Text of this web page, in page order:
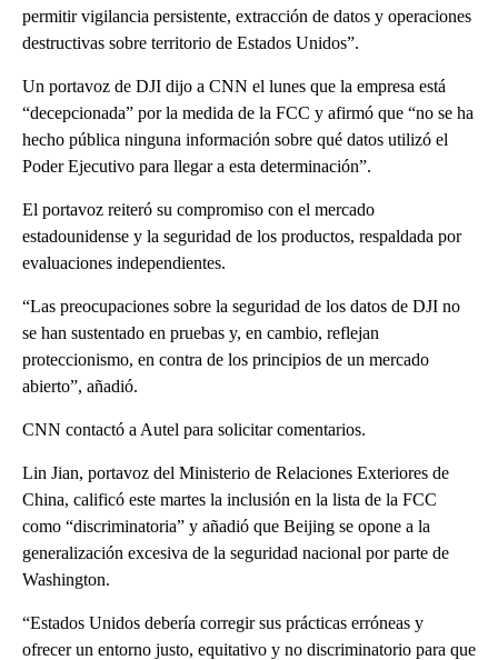
permitir vigilancia persistente, extracción de datos y operaciones
destructivas sobre territorio de Estados Unidos”.
Un portavoz de DJI dijo a CNN el lunes que la empresa está
“decepcionada” por la medida de la FCC y afirmó que “no se ha
hecho pública ninguna información sobre qué datos utilizó el
Poder Ejecutivo para llegar a esta determinación”.
El portavoz reiteró su compromiso con el mercado
estadounidense y la seguridad de los productos, respaldada por
evaluaciones independientes.
“Las preocupaciones sobre la seguridad de los datos de DJI no
se han sustentado en pruebas y, en cambio, reflejan
proteccionismo, en contra de los principios de un mercado
abierto”, añadió.
CNN contactó a Autel para solicitar comentarios.
Lin Jian, portavoz del Ministerio de Relaciones Exteriores de
China, calificó este martes la inclusión en la lista de la FCC
como “discriminatoria” y añadió que Beijing se opone a la
generalización excesiva de la seguridad nacional por parte de
Washington.
“Estados Unidos debería corregir sus prácticas erróneas y
ofrecer un entorno justo, equitativo y no discriminatorio para que